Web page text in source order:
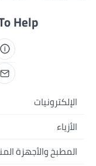
Help
الإلكترونيات
الجوالات
اللابتوبات
الأزياء
أزياء نسائية
المطبخ والأجهزة